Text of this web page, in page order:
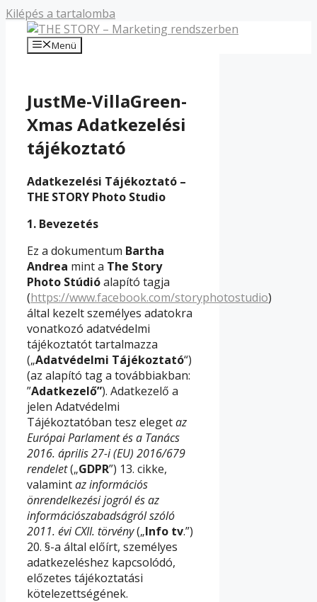
Kilépés a tartalomba
Menü
JustMe-VillaGreen-
Xmas Adatkezelési
tájékoztató
Adatkezelési Tájékoztató –
THE STORY Photo Studio
1. Bevezetés
Ez a dokumentum Bartha
Andrea mint a The Story
Photo Stúdióalapító tagja
(https://www.facebook.com/storyphotostudio)
által kezelt személyes adatokra
vonatkozó adatvédelmi
tájékoztatót tartalmazza
(„Adatvédelmi Tájékoztató“)
(az alapító tag a továbbiakban:
”Adatkezelő”). Adatkezelő a
jelen Adatvédelmi
Tájékoztatóban tesz elegetaz
Európai Parlament és a Tanács
2016. április 27-i (EU) 2016/679
rendelet(„GDPR”) 13. cikke,
valamintaz információs
önrendelkezési jogról és az
információszabadságról szóló
2011. évi CXII. törvény(„Info tv.”)
20. §-a által előírt, személyes
adatkezeléshez kapcsolódó,
előzetes tájékoztatási
kötelezettségének.